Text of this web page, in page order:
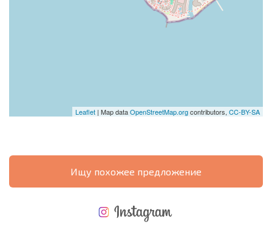
Leaflet | Map dataOpenStreetMap.orgcontributors, CC-BY-SA
Ищу похожее предложение